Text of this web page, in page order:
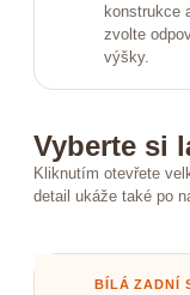
konstrukce
zvolte
výšky.
Vyberte si
Kliknutím otevřete
detail ukáže také po
BÍLÁ ZADNÍ